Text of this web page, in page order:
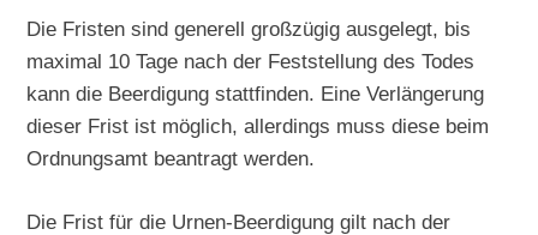
Die Fristen sind generell großzügig ausgelegt, bis
maximal 10 Tage nach der Feststellung des Todes
kann die Beerdigung stattfinden. Eine Verlängerung
dieser Frist ist möglich, allerdings muss diese beim
Ordnungsamt beantragt werden.
Die Frist für die Urnen-Beerdigung gilt nach der